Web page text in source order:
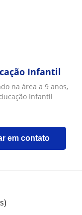
Infantil
na área a 9 anos,
Infantil
em contato